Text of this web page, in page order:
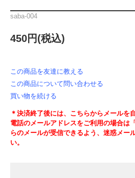
saba-004
450円(税込)
この商品を友達に教える
この商品について問い合わせる
買い物を続ける
＊決済終了後には、こちらからメールを
電話のメールアドレスをご利用の場合
らのメールが受信できるよう、迷惑メー
い。